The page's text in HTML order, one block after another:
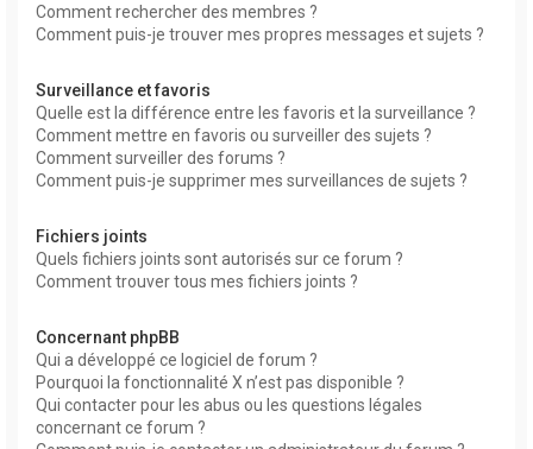
Comment rechercher des membres ?
Comment puis-je trouver mes propres messages et sujets ?
Surveillance et favoris
Quelle est la différence entre les favoris et la surveillance ?
Comment mettre en favoris ou surveiller des sujets ?
Comment surveiller des forums ?
Comment puis-je supprimer mes surveillances de sujets ?
Fichiers joints
Quels fichiers joints sont autorisés sur ce forum ?
Comment trouver tous mes fichiers joints ?
Concernant phpBB
Qui a développé ce logiciel de forum ?
Pourquoi la fonctionnalité X n’est pas disponible ?
Qui contacter pour les abus ou les questions légales
concernant ce forum ?